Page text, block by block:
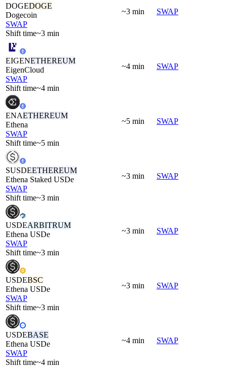
DOGEDOGE
Dogecoin
SWAP
Shift time~3 min
~3 min SWAP
EIGENETHEREUM
EigenCloud
SWAP
Shift time~4 min
~4 min SWAP
ENAETHEREUM
Ethena
SWAP
Shift time~5 min
~5 min SWAP
SUSDEETHEREUM
Ethena Staked USDe
SWAP
Shift time~3 min
~3 min SWAP
USDEARBITRUM
Ethena USDe
SWAP
Shift time~3 min
~3 min SWAP
USDEBSC
Ethena USDe
SWAP
Shift time~3 min
~3 min SWAP
USDEBASE
Ethena USDe
SWAP
Shift time~4 min
~4 min SWAP